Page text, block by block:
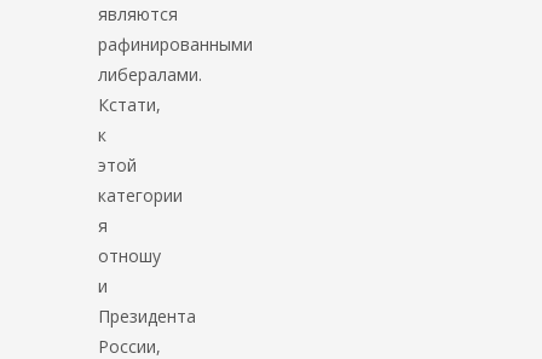
являются
рафинированными
либералами.
Кстати,
к
этой
категории
я
отношу
и
Президента
России,